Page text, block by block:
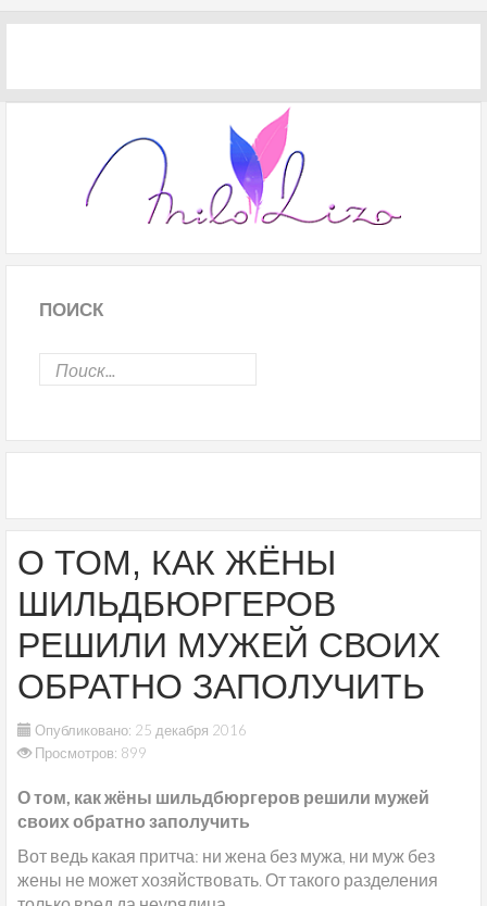
ПОИСК
О ТОМ, КАК ЖЁНЫ
ШИЛЬДБЮРГЕРОВ
РЕШИЛИ МУЖЕЙ СВОИХ
ОБРАТНО ЗАПОЛУЧИТЬ
Опубликовано: 25 декабря 2016
Просмотров: 899
О том, как жёны шильдбюргеров решили мужей
своих обратно заполучить
Вот ведь какая притча: ни жена без мужа, ни муж без
жены не может хозяйствовать. От такого разделения